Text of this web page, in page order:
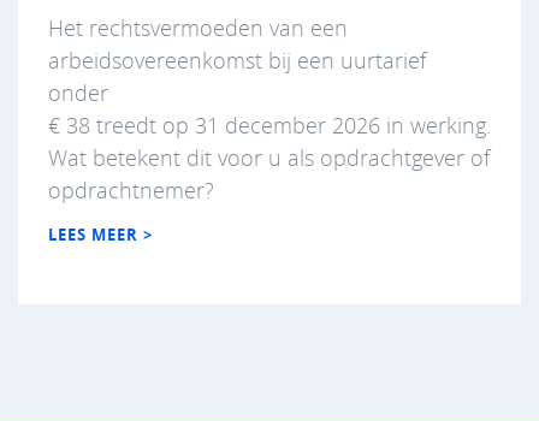
Het rechtsvermoeden van een
arbeidsovereenkomst bij een uurtarief
onder
€ 38 treedt op 31 december 2026 in werking.
Wat betekent dit voor u als opdrachtgever of
opdrachtnemer?
LEES MEER >